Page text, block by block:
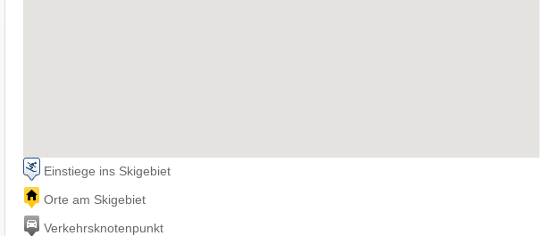
Einstiege ins Skigebiet
Orte am Skigebiet
Verkehrsknotenpunkt